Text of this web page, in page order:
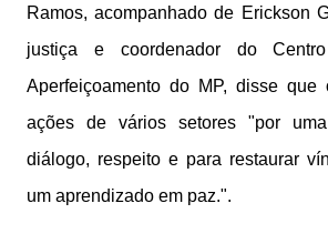
Ramos, acompanhado de Erickson
justiça e coordenador do
Aperfeiçoamento do MP, disse que
ações de vários setores "por
diálogo, respeito e para restaurar
um aprendizado em paz.".